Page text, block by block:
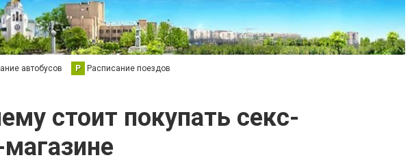
автобусов Р Расписание поездов
стоит покупать секс-